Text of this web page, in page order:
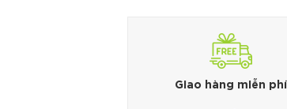
Giao hàng miễn phí